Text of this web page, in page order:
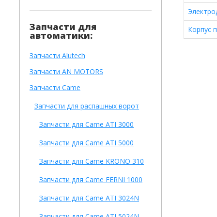
Запчасти для
автоматики:
Запчасти Alutech
Запчасти AN MOTORS
Запчасти Came
Запчасти для распашных ворот
Запчасти для Came ATI 3000
Запчасти для Came ATI 5000
Запчасти для Came KRONO 310
Запчасти для Came FERNI 1000
Запчасти для Came ATI 3024N
Корпус